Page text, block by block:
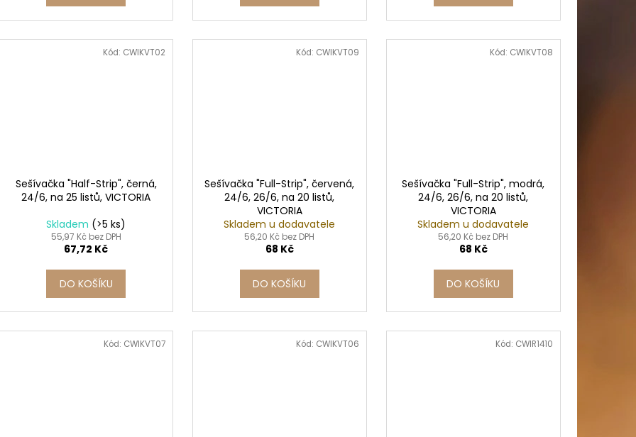
Sešívačka "Half-Strip", černá,
24/6, na 25 listů, VICTORIA
Skladem (>5 ks)
55,97 Kč bez DPH
67,72 Kč
DO KOŠÍKU
Kód: CWIKVT02
Sešívačka "Full-Strip", červená,
24/6, 26/6, na 20 listů,
VICTORIA
Skladem u dodavatele
56,20 Kč bez DPH
68 Kč
DO KOŠÍKU
Kód: CWIKVT09
Sešívačka "Full-Strip", modrá,
24/6, 26/6, na 20 listů,
VICTORIA
Skladem u dodavatele
56,20 Kč bez DPH
68 Kč
DO KOŠÍKU
Kód: CWIKVT08
Kód: CWIKVT07 Kód: CWIKVT06 Kód: CWIR1410